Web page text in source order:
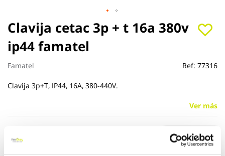
Clavija cetac 3p + t 16a 380v
ip44 famatel
Famatel Ref: 77316
Clavija 3p+T, IP44, 16A, 380-440V.
Ver más
5,78 €
Saltar
al
comienzo
de
la
de
imágenes